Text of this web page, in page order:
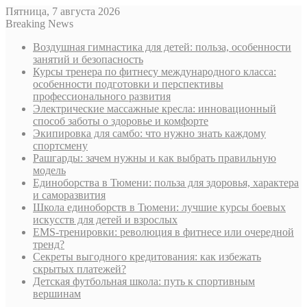
Пятница, 7 августа 2026
Breaking News
Воздушная гимнастика для детей: польза, особенности
занятий и безопасность
Курсы тренера по фитнесу международного класса:
особенности подготовки и перспективы
профессионального развития
Электрические массажные кресла: инновационный
способ заботы о здоровье и комфорте
Экипировка для самбо: что нужно знать каждому
спортсмену
Рашгарды: зачем нужны и как выбрать правильную
модель
Единоборства в Тюмени: польза для здоровья, характера
и саморазвития
Школа единоборств в Тюмени: лучшие курсы боевых
искусств для детей и взрослых
EMS-тренировки: революция в фитнесе или очередной
тренд?
Секреты выгодного кредитования: как избежать
скрытых платежей?
Детская футбольная школа: путь к спортивным
вершинам